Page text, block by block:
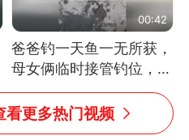
00:42
爸爸钓一天鱼一无所获，
母女俩临时接管钓位，用
玩具鱼竿钓上大鱼
看更多热门视频